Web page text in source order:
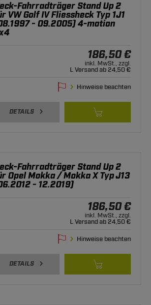
Fahrradträger Stand Up 2
VW Golf IV Fliessheck Typ 1J1
- 09.2005) 4-motion
186,50 €
inkl. MwSt., zzgl.
L Versand ab 24,50 €
Hinweise beachten
DETAILS
Fahrradträger Stand Up 2
Opel Mokka / Mokka X Typ J13
- 12.2019)
186,50 €
inkl. MwSt., zzgl.
L Versand ab 24,50 €
Hinweise beachten
DETAILS